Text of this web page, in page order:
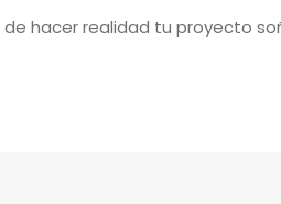
hacer realidad tu proyecto